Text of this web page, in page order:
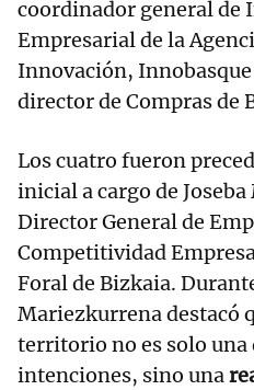
coordinador general de
Empresarial de la
Innovación,
director de Compras de
Los cuatro fueron
inicial a cargo de
Director General de
Competitividad
Foral de Bizkaia.
Mariezkurrena destacó
territorio no es solo una
intenciones, sino una